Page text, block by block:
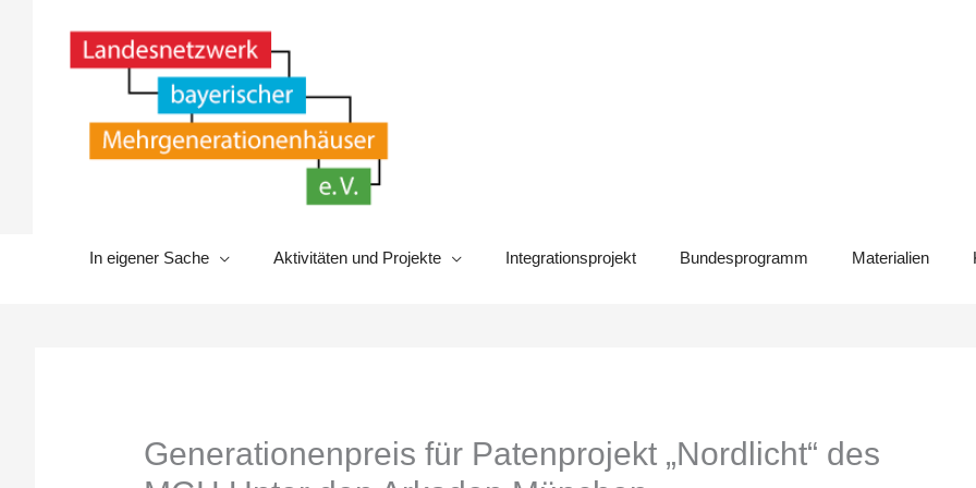
In eigener Sache Aktivitäten und Projekte Integrationsprojekt Bundesprogramm Materialien
Generationenpreis für Patenprojekt „Nordlicht“ des